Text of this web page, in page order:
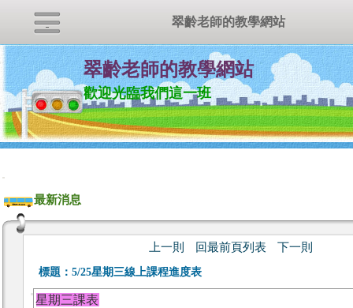
翠齡老師的教學網站
歡迎光臨我們這一班
:::
最新消息
上一則 回最前頁列表 下一則
標題：5/25星期三線上課程進度表
星期三課表
翠齡老師的教學網站